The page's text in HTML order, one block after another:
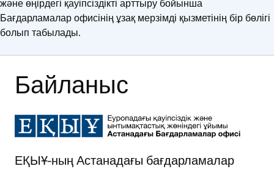
және өңірдегі қауіпсіздікті арттыру бойынша
Бағдарламалар офисінің ұзақ мерзімді қызметінің бір бөлігі
болып табылады.
Байланыс
ЕҚЫҰ-ның Астанадағы бағдарламалар